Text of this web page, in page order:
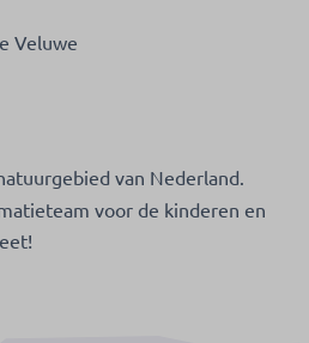
Veluwe
van Nederland.
voor de kinderen en